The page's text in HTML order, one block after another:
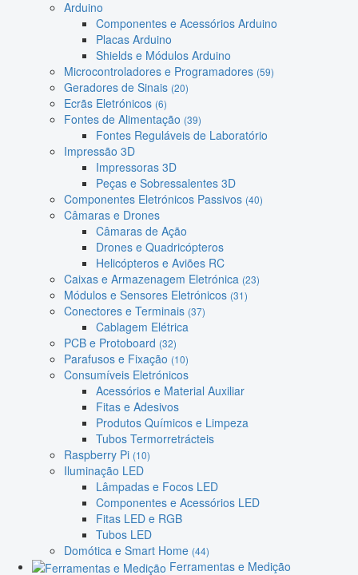
Arduino
Componentes e Acessórios Arduino
Placas Arduino
Shields e Módulos Arduino
Microcontroladores e Programadores (59)
Geradores de Sinais (20)
Ecrãs Eletrónicos (6)
Fontes de Alimentação (39)
Fontes Reguláveis de Laboratório
Impressão 3D
Impressoras 3D
Peças e Sobressalentes 3D
Componentes Eletrónicos Passivos (40)
Câmaras e Drones
Câmaras de Ação
Drones e Quadricópteros
Helicópteros e Aviões RC
Caixas e Armazenagem Eletrónica (23)
Módulos e Sensores Eletrónicos (31)
Conectores e Terminais (37)
Cablagem Elétrica
PCB e Protoboard (32)
Parafusos e Fixação (10)
Consumíveis Eletrónicos
Acessórios e Material Auxiliar
Fitas e Adesivos
Produtos Químicos e Limpeza
Tubos Termorretrácteis
Raspberry Pi (10)
Iluminação LED
Lâmpadas e Focos LED
Componentes e Acessórios LED
Fitas LED e RGB
Tubos LED
Domótica e Smart Home (44)
Ferramentas e Medição